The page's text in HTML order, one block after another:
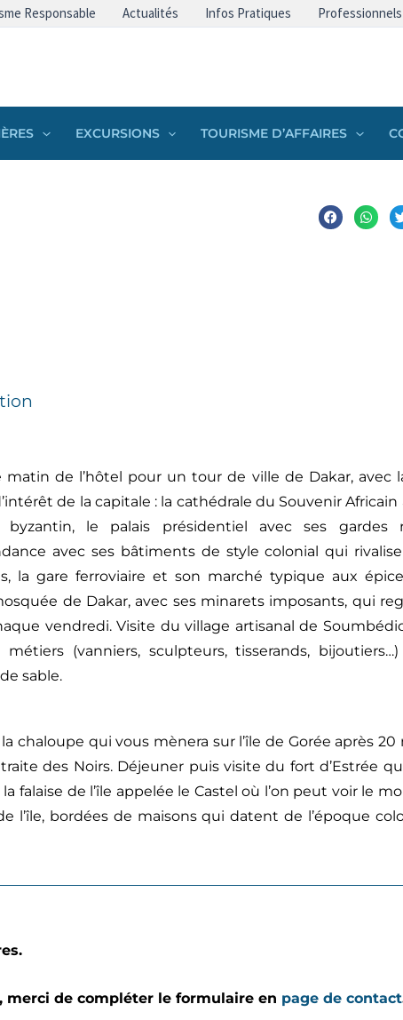
Responsable Actualités Infos Pratiques
EXCURSIONS TOURISME D’AFFAIRES
matin de l’hôtel pour un tour de ville de Dakar, avec
de la capitale : la cathédrale du Souvenir
le palais présidentiel avec ses gardes
avec ses bâtiments de style colonial qui
la gare ferroviaire et son marché typique aux
de Dakar, avec ses minarets imposants, qui
vendredi. Visite du village artisanal de
métiers (vanniers, sculpteurs, tisserands,
sable.
chaloupe qui vous mènera sur l’île de Gorée après
des Noirs. Déjeuner puis visite du fort d’Estrée
falaise de l’île appelée le Castel où l’on peut voir le
l’île, bordées de maisons qui datent de l’époque
de compléter le formulaire en page de contact